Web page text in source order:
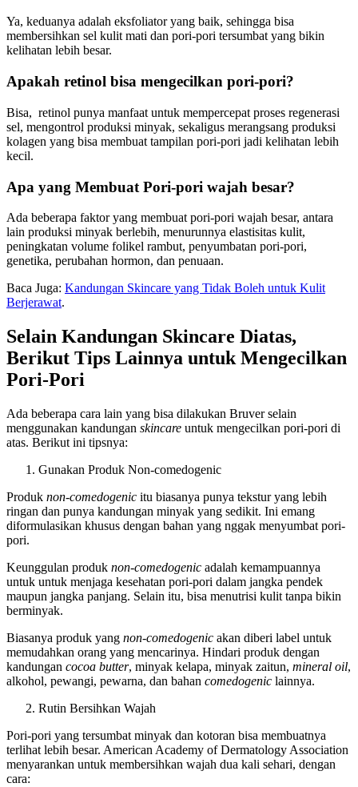
Ya, keduanya adalah eksfoliator yang baik, sehingga bisa
membersihkan sel kulit mati dan pori-pori tersumbat yang bikin
kelihatan lebih besar.
Apakah retinol bisa mengecilkan pori-pori?
Bisa, retinol punya manfaat untuk mempercepat proses regenerasi
sel, mengontrol produksi minyak, sekaligus merangsang produksi
kolagen yang bisa membuat tampilan pori-pori jadi kelihatan lebih
kecil.
Apa yang Membuat Pori-pori wajah besar?
Ada beberapa faktor yang membuat pori-pori wajah besar, antara
lain produksi minyak berlebih, menurunnya elastisitas kulit,
peningkatan volume folikel rambut, penyumbatan pori-pori,
genetika, perubahan hormon, dan penuaan.
Baca Juga: Kandungan Skincare yang Tidak Boleh untuk Kulit
Berjerawat.
Selain Kandungan Skincare Diatas,
Berikut Tips Lainnya untuk Mengecilkan
Pori-Pori
Ada beberapa cara lain yang bisa dilakukan Bruver selain
menggunakan kandungan skincare untuk mengecilkan pori-pori di
atas. Berikut ini tipsnya:
Gunakan Produk Non-comedogenic
Produk non-comedogenic itu biasanya punya tekstur yang lebih
ringan dan punya kandungan minyak yang sedikit. Ini emang
diformulasikan khusus dengan bahan yang nggak menyumbat pori-
pori.
Keunggulan produk non-comedogenic adalah kemampuannya
untuk untuk menjaga kesehatan pori-pori dalam jangka pendek
maupun jangka panjang. Selain itu, bisa menutrisi kulit tanpa bikin
berminyak.
Biasanya produk yang non-comedogenic akan diberi label untuk
memudahkan orang yang mencarinya. Hindari produk dengan
kandungan cocoa butter, minyak kelapa, minyak zaitun, mineral oil,
alkohol, pewangi, pewarna, dan bahan comedogenic lainnya.
Rutin Bersihkan Wajah
Pori-pori yang tersumbat minyak dan kotoran bisa membuatnya
terlihat lebih besar. American Academy of Dermatology Association
menyarankan untuk membersihkan wajah dua kali sehari, dengan
cara: